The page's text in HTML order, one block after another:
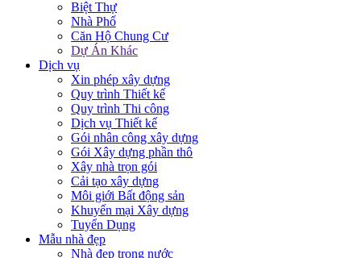
Biệt Thự
Nhà Phố
Căn Hộ Chung Cư
Dự Án Khác
Dịch vụ
Xin phép xây dựng
Quy trình Thiết kế
Quy trình Thi công
Dịch vụ Thiết kế
Gói nhân công xây dựng
Gói Xây dựng phần thô
Xây nhà trọn gói
Cải tạo xây dựng
Môi giới Bất động sản
Khuyến mại Xây dựng
Tuyển Dụng
Mẫu nhà đẹp
Nhà đẹp trong nước